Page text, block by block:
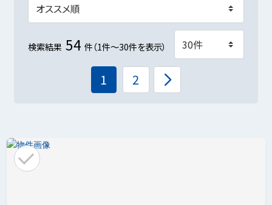
検索結果 54 件（1件～30件を表示）
1 2